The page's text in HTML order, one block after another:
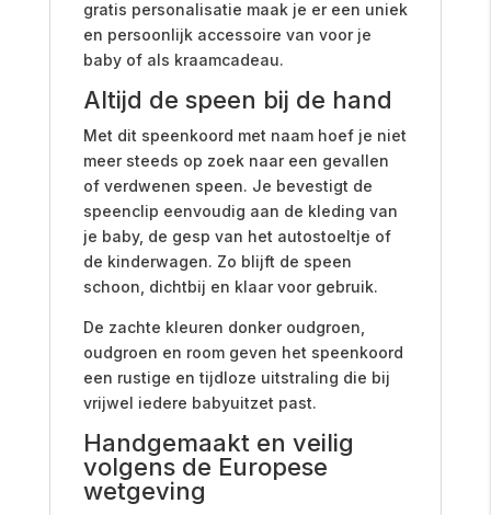
gratis personalisatie maak je er een uniek
en persoonlijk accessoire van voor je
baby of als kraamcadeau.
Altijd de speen bij de hand
Met dit speenkoord met naam hoef je niet
meer steeds op zoek naar een gevallen
of verdwenen speen. Je bevestigt de
speenclip eenvoudig aan de kleding van
je baby, de gesp van het autostoeltje of
de kinderwagen. Zo blijft de speen
schoon, dichtbij en klaar voor gebruik.
De zachte kleuren donker oudgroen,
oudgroen en room geven het speenkoord
een rustige en tijdloze uitstraling die bij
vrijwel iedere babyuitzet past.
Handgemaakt en veilig
volgens de Europese
wetgeving